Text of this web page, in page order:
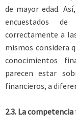
de mayor edad.
encuestados
correctamente a
mismos considera
conocimientos
parecen estar
financieros, a
2.3. La